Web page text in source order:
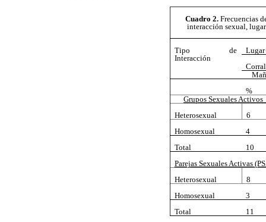
Cuadro 2. Frecuencias
interacción sexual,
Tipo de
Interacción
Lugar
%
Grupos Sexuales Activos
Heterosexual
6
Homosexual
4
Total
10
Parejas Sexuales Activas
Heterosexual
8
Homosexual
3
Total
11